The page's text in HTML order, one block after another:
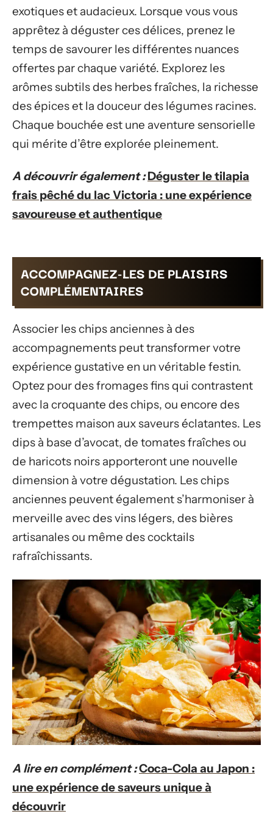
exotiques et audacieux. Lorsque vous vous
apprêtez à déguster ces délices, prenez le
temps de savourer les différentes nuances
offertes par chaque variété. Explorez les
arômes subtils des herbes fraîches, la richesse
des épices et la douceur des légumes racines.
Chaque bouchée est une aventure sensorielle
qui mérite d’être explorée pleinement.
A découvrir également : Déguster le tilapia
frais pêché du lac Victoria : une expérience
savoureuse et authentique
ACCOMPAGNEZ-LES DE PLAISIRS
COMPLÉMENTAIRES
Associer les chips anciennes à des
accompagnements peut transformer votre
expérience gustative en un véritable festin.
Optez pour des fromages fins qui contrastent
avec la croquante des chips, ou encore des
trempettes maison aux saveurs éclatantes. Les
dips à base d’avocat, de tomates fraîches ou
de haricots noirs apporteront une nouvelle
dimension à votre dégustation. Les chips
anciennes peuvent également s’harmoniser à
merveille avec des vins légers, des bières
artisanales ou même des cocktails
rafraîchissants.
A lire en complément :Coca-Cola au Japon :
une expérience de saveurs unique à
découvrir